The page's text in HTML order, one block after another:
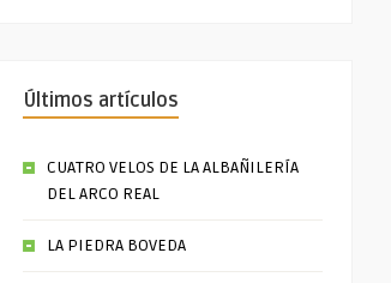
Últimos artículos
CUATRO VELOS DE LA ALBAÑILERÍA
DEL ARCO REAL
LA PIEDRA BOVEDA